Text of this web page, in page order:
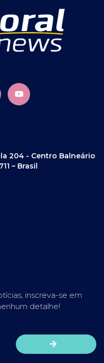
204 - Centro Balneário
– Brasil
inscreva-se em
detalhe!